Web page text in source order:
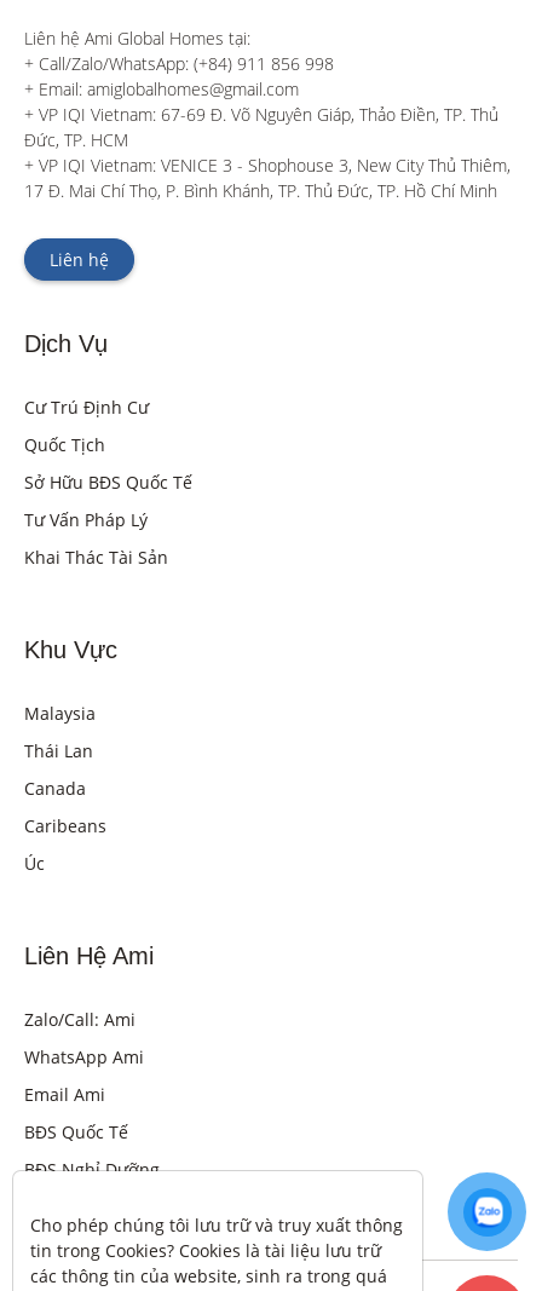
Liên hệ Ami Global Homes tại:
+ Call/Zalo/WhatsApp: (+84) 911 856 998
+ Email: amiglobalhomes@gmail.com
+ VP IQI Vietnam: 67-69 Đ. Võ Nguyên Giáp, Thảo Điền, TP. Thủ
Đức, TP. HCM
+ VP IQI Vietnam: VENICE 3 - Shophouse 3, New City Thủ Thiêm,
17 Đ. Mai Chí Thọ, P. Bình Khánh, TP. Thủ Đức, TP. Hồ Chí Minh
Liên hệ
Dịch Vụ
Cư Trú Định Cư
Quốc Tịch
Sở Hữu BĐS Quốc Tế
Tư Vấn Pháp Lý
Khai Thác Tài Sản
Khu Vực
Malaysia
Thái Lan
Canada
Caribeans
Úc
Liên Hệ Ami
Zalo/Call: Ami
WhatsApp Ami
Email Ami
BĐS Quốc Tế
BĐS Nghỉ Dưỡng
Cho phép chúng tôi lưu trữ và truy xuất thông
tin trong Cookies? Cookies là tài liệu lưu trữ
các thông tin của website, sinh ra trong quá